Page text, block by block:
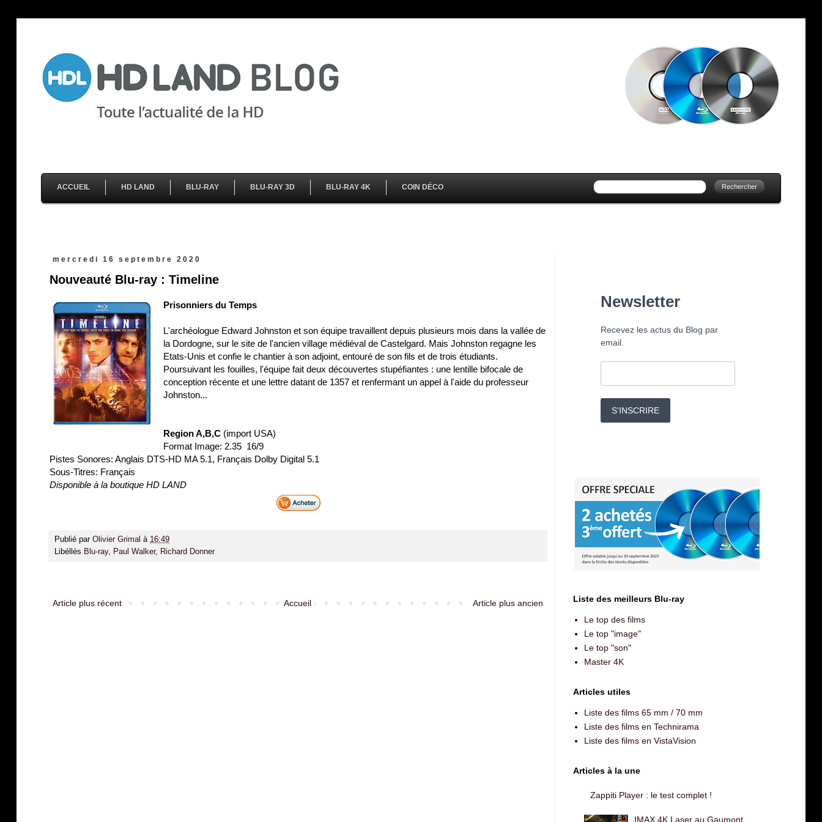
ACCUEIL HD LAND BLU-RAY BLU-RAY 3D BLU-RAY 4K COIN DÉCO
mercredi 16 septembre 2020
Nouveauté Blu-ray : Timeline
Prisonniers du Temps
L'archéologue Edward Johnston et son équipe travaillent depuis plusieurs mois dans la vallée de
la Dordogne, sur le site de l'ancien village médiéval de Castelgard. Mais Johnston regagne les
Etats-Unis et confie le chantier à son adjoint, entouré de son fils et de trois étudiants.
Poursuivant les fouilles, l'équipe fait deux découvertes stupéfiantes : une lentille bifocale de
conception récente et une lettre datant de 1357 et renfermant un appel à l'aide du professeur
Johnston...
Region A,B,C (import USA)
Format Image: 2.35 16/9
Pistes Sonores: Anglais DTS-HD MA 5.1, Français Dolby Digital 5.1
Sous-Titres: Français
Disponible à la boutique HD LAND
Publié par Olivier Grimal à 16:49
Libéllés Blu-ray, Paul Walker, Richard Donner
Article plus récent Article plus ancien
Accueil
Newsletter
Recevez les actus du Blog par
email.
S'INSCRIRE
Liste des meilleurs Blu-ray
Le top des films
Le top "image"
Le top "son"
Master 4K
Articles utiles
Liste des films 65 mm / 70 mm
Liste des films en Technirama
Liste des films en VistaVision
Articles à la une
Zappiti Player : le test complet !
IMAX 4K Laser au Gaumont